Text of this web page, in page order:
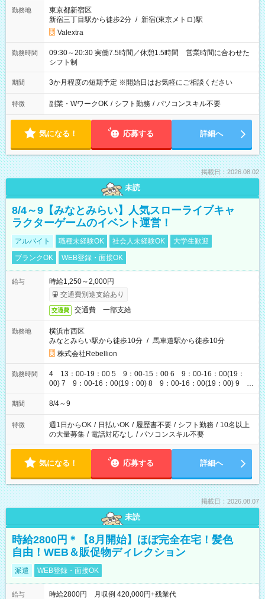
勤務地
東京都新宿区
新宿三丁目駅から徒歩2分 / 新宿(東京メトロ)駅
Valextra
勤務時間
09:30～20:30 実働7.5時間／休憩1.5時間 営業時間に合わせた
シフト制
期間 3か月程度の短期予定 ※開始日はお気軽にご相談ください
特徴 副業・WワークOK / シフト勤務 / パソコンスキル不要
気になる！ 応募する 詳細へ
掲載日：2026.08.02
未読
8/4～9【みなとみらい】人気スローライブキャ
ラクターゲームのイベント運営！
アルバイト 職種未経験OK 社会人未経験OK
大学生歓迎
ブランクOK
WEB登録・面接OK
給与
時給1,250～2,000円
交通費別途支給あり
交通費 交通費 一部支給
勤務地
横浜市西区
みなとみらい駅から徒歩10分 / 馬車道駅から徒歩10分
株式会社Rebellion
勤務時間
4 13：00-19：00 5 9：00-15：00 6 9：00-16：00(19：
00) 7 9：00-16：00(19：00) 8 9：00-16：00(19：00) 9
9：00-16：00(19：00)
期間 8/4～9
特徴 週1日からOK / 日払いOK / 履歴書不要 / シフト勤務 / 10名以上
の大量募集 / 電話対応なし / パソコンスキル不要
気になる！ 応募する 詳細へ
掲載日：2026.08.07
未読
時給2800円＊【8月開始】ほぼ完全在宅！髪色
自由！WEB＆販促物ディレクション
派遣 WEB登録・面接OK
給与 時給2800円 月収例 420,000円+残業代